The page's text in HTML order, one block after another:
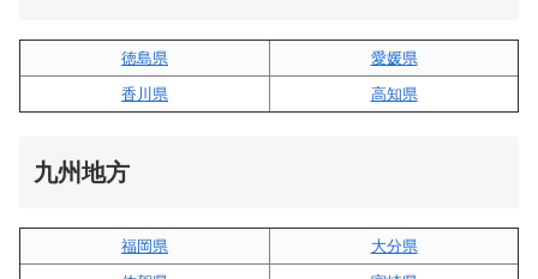
徳島県
愛媛県
香川県
高知県
九州地方
福岡県
大分県